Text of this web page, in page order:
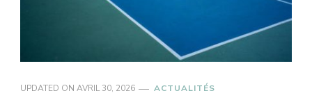
UPDATED ON AVRIL 30, 2026 ACTUALITÉS